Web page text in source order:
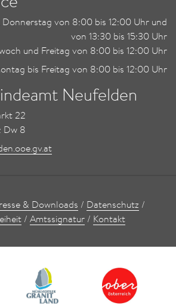
von 8:00 bis 12:00 Uhr und
von 13:30 bis 15:30 Uhr
und Freitag von 8:00 bis 12:00 Uhr
bis Freitag von 8:00 bis 12:00 Uhr
Neufelden
22
Dw 8
& Downloads / Datenschutz /
/ Amtssignatur / Kontakt